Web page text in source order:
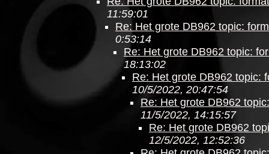
11:59:01
Re: Het grote DB962 topic:
0:53:14
Re: Het grote DB962 topic:
18:13:02
Re: Het grote DB962 topic:
10/5/2022, 20:47:54
Re: Het grote DB962
11/5/2022, 14:15:57
Re: Het grote DB962
12/5/2022, 12:52:36